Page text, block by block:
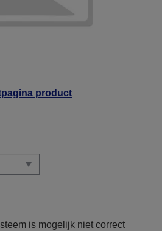
product
is mogelijk niet correct